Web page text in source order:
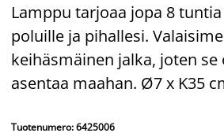
Lamppu tarjoaa jopa 8
poluille ja pihallesi.
keihäsmäinen jalka, joten se
asentaa maahan. Ø7 x K35
Tuotenumero: 6425006